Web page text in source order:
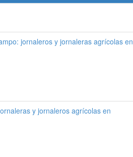
jornaleros y jornaleras agrícolas en
y jornaleros agrícolas en